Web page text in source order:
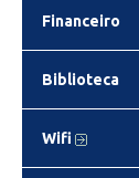
Financeiro
Biblioteca
Wifi